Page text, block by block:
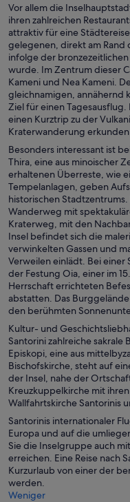
Vor allem die
ihren zahlreichen
attraktiv für eine
gelegenen, direkt am Rand
infolge der
wurde. Im Zentrum dieser
Kameni und Nea Kameni.
gleichnamigen, annähernd
Ziel für einen
einen Kurztrip zu der
Kraterwanderung erkunden
Besonders interessant ist
Thira, eine aus minoischer
erhaltenen Überreste, wie
Tempelanlagen, geben
historischen
Wanderweg mit
Kraterweg, mit den
Insel befindet sich die
verwinkelten Gassen und
Verweilen einlädt. Bei einer
der Festung Oia, einer im
Herrschaft errichteten
abstatten. Das
den berühmten
Kultur- und
Santorini zahlreiche sakrale
Episkopi, eine aus
Bischofskirche, steht auf
der Insel, nahe der
Kreuzkuppelkirche mit
Wallfahrtskirche Santorinis
Santorinis internationaler
Europa und auf die
Sie die Inselgruppe auch
erreichen. Eine Reise nach
Kurzurlaub von einer der
werden.
Weniger